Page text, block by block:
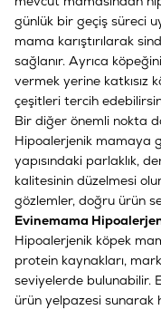
günlük bir geçiş süreci
mama karıştırılarak
sağlanır. Ayrıca
vermek yerine katkısız
çeşitleri tercih
Bir diğer önemli nokta
Hipoalerjenik mamaya
yapısındaki parlaklık,
kalitesinin düzelmesi
gözlemler, doğru ürün
Evinemama
Hipoalerjenik köpek
protein kaynakları,
seviyelerde bulunabilir.
ürün yelpazesi sunarak